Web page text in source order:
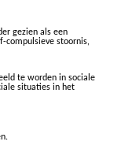
gezien als een
compulsieve stoornis,
te worden in sociale
situaties in het